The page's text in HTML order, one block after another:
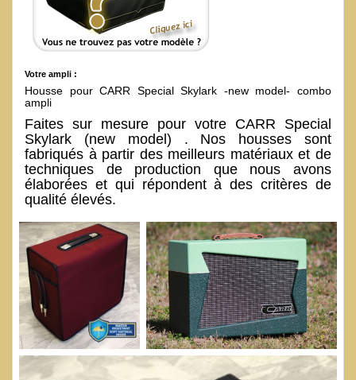
Votre ampli :
Housse pour CARR Special Skylark -new model- combo
ampli
Faites sur mesure pour votre CARR Special
Skylark (new model) . Nos housses sont
fabriqués à partir des meilleurs matériaux et de
techniques de production que nous avons
élaborées et qui répondent à des critères de
qualité élevés.